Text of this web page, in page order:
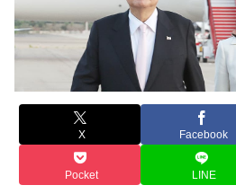
X Facebook
Pocket LINE